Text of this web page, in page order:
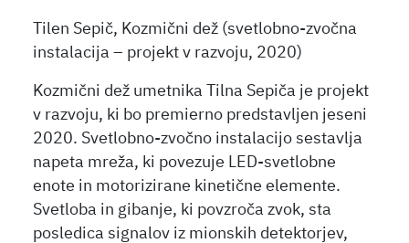
Tilen Sepič, Kozmični dež (svetlobno-zvočna
instalacija – projekt v razvoju, 2020)
Kozmični dež umetnika Tilna Sepiča je projekt
v razvoju, ki bo premierno predstavljen jeseni
2020. Svetlobno-zvočno instalacijo sestavlja
napeta mreža, ki povezuje LED-svetlobne
enote in motorizirane kinetične elemente.
Svetloba in gibanje, ki povzroča zvok, sta
posledica signalov iz mionskih detektorjev,